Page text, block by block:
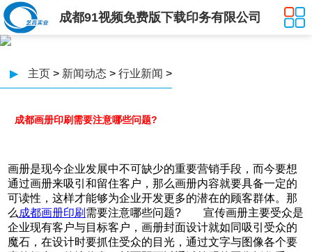
成都91视频免费版下载印务有限公司
▶ 主页 > 新闻动态 > 行业新闻 >
成都画册印刷需要注意哪些问题?
画册是现今企业发展中不可缺少的重要营销手段，而今要想
通过画册来吸引和留住客户，那么画册内容就要具备一定的
可读性，这样才能够为企业开发更多的潜在的顾客群体。那
么 成都画册印刷 需要注意哪些问题? 宣传画册主要受众是
企业现有客户与目标客户，画册封面设计就如同吸引受众的
魔石，在设计时要抓住受众的目光，通过文字与图像各个要